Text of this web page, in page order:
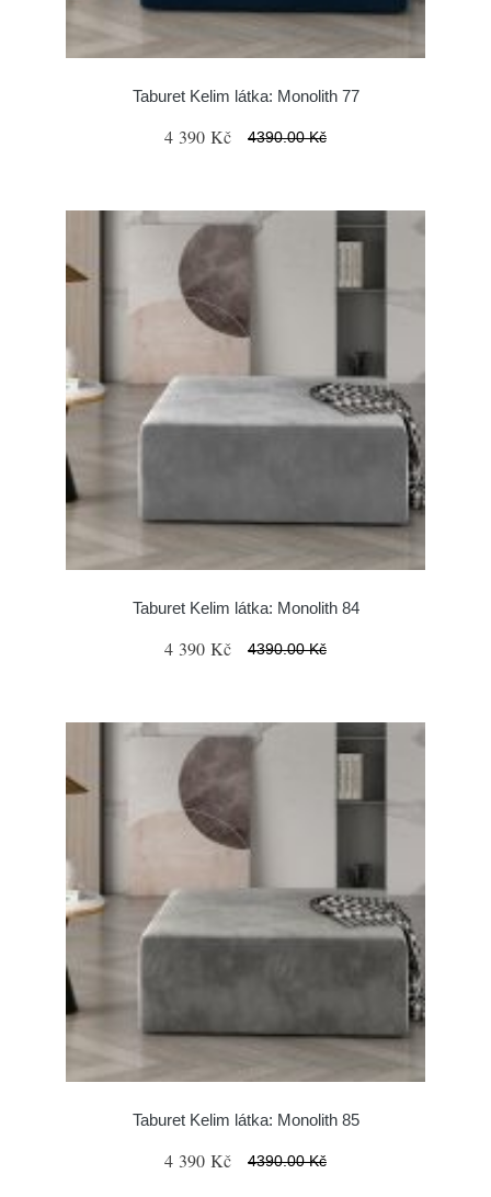
Taburet Kelim látka: Monolith 77
4 390 Kč 4390.00 Kč
Taburet Kelim látka: Monolith 84
4 390 Kč 4390.00 Kč
Taburet Kelim látka: Monolith 85
4 390 Kč 4390.00 Kč